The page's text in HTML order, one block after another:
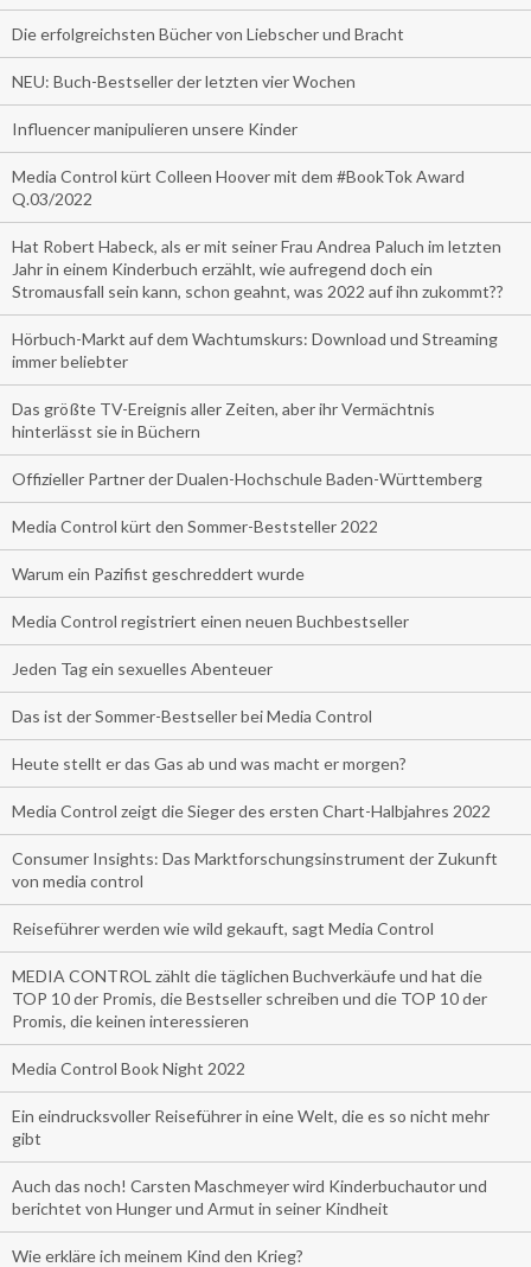
Die erfolgreichsten Bücher von Liebscher und Bracht
NEU: Buch-Bestseller der letzten vier Wochen
Influencer manipulieren unsere Kinder
Media Control kürt Colleen Hoover mit dem #BookTok Award
Q.03/2022
Hat Robert Habeck, als er mit seiner Frau Andrea Paluch im letzten
Jahr in einem Kinderbuch erzählt, wie aufregend doch ein
Stromausfall sein kann, schon geahnt, was 2022 auf ihn zukommt??
Hörbuch-Markt auf dem Wachtumskurs: Download und Streaming
immer beliebter
Das größte TV-Ereignis aller Zeiten, aber ihr Vermächtnis
hinterlässt sie in Büchern
Offizieller Partner der Dualen-Hochschule Baden-Württemberg
Media Control kürt den Sommer-Beststeller 2022
Warum ein Pazifist geschreddert wurde
Media Control registriert einen neuen Buchbestseller
Jeden Tag ein sexuelles Abenteuer
Das ist der Sommer-Bestseller bei Media Control
Heute stellt er das Gas ab und was macht er morgen?
Media Control zeigt die Sieger des ersten Chart-Halbjahres 2022
Consumer Insights: Das Marktforschungsinstrument der Zukunft
von media control
Reiseführer werden wie wild gekauft, sagt Media Control
MEDIA CONTROL zählt die täglichen Buchverkäufe und hat die
TOP 10 der Promis, die Bestseller schreiben und die TOP 10 der
Promis, die keinen interessieren
Media Control Book Night 2022
Ein eindrucksvoller Reiseführer in eine Welt, die es so nicht mehr
gibt
Auch das noch! Carsten Maschmeyer wird Kinderbuchautor und
berichtet von Hunger und Armut in seiner Kindheit
Wie erkläre ich meinem Kind den Krieg?